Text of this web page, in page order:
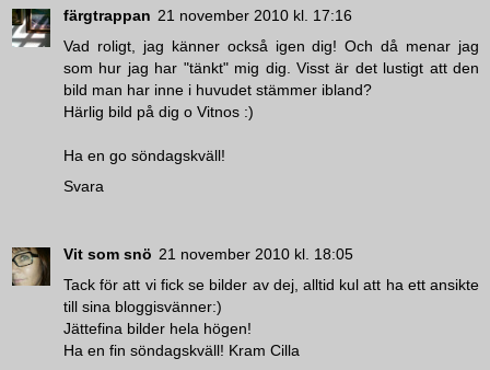
färgtrappan 21 november 2010 kl. 17:16
Vad roligt, jag känner också igen dig! Och då menar jag
som hur jag har "tänkt" mig dig. Visst är det lustigt att den
bild man har inne i huvudet stämmer ibland?
Härlig bild på dig o Vitnos :)
Ha en go söndagskväll!
Svara
Vit som snö 21 november 2010 kl. 18:05
Tack för att vi fick se bilder av dej, alltid kul att ha ett ansikte
till sina bloggisvänner:)
Jättefina bilder hela högen!
Ha en fin söndagskväll! Kram Cilla